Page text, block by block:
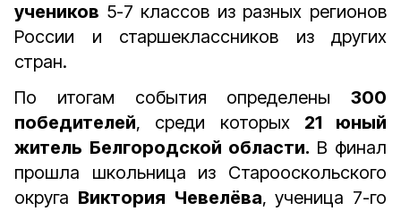
учеников 5-7 классов из разных регионов
России и старшеклассников из других
стран.
По итогам события определены 300
победителей, среди которых 21 юный
житель Белгородской области. В финал
прошла школьница из Старооскольского
округа Виктория Чевелёва, ученица 7-го